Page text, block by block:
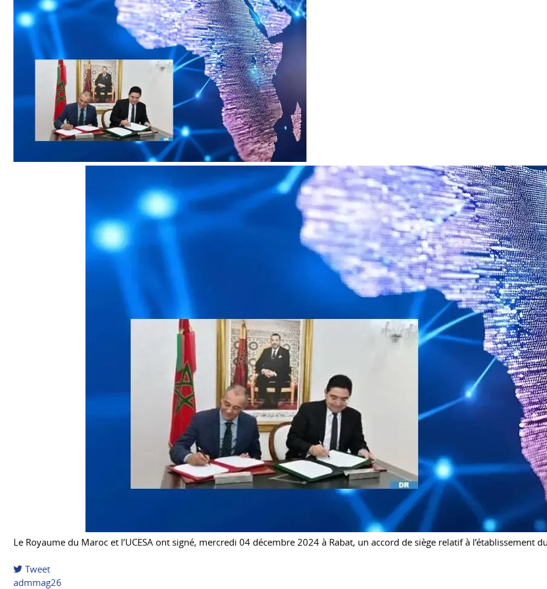
Le Royaume du Maroc et l’UCESA ont signé, mercredi 04 décembre 2024 à Rabat, un accord de siège relatif à l’établissement
Tweet
pinterest
admmag26